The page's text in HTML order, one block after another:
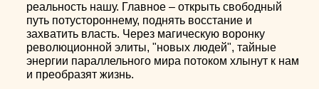
реальность нашу. Главное – открыть свободный
путь потустороннему, поднять восстание и
захватить власть. Через магическую воронку
революционной элиты, "новых людей", тайные
энергии параллельного мира потоком хлынут к нам
и преобразят жизнь.